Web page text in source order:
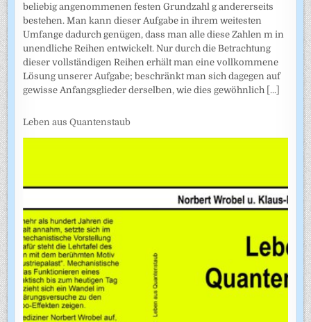
beliebig angenommenen festen Grundzahl g andererseits
bestehen. Man kann dieser Aufgabe in ihrem weitesten
Umfange dadurch genügen, dass man alle diese Zahlen m in
unendliche Reihen entwickelt. Nur durch die Betrachtung
dieser vollständigen Reihen erhält man eine vollkommene
Lösung unserer Aufgabe; beschränkt man sich dagegen auf
gewisse Anfangsglieder derselben, wie dies gewöhnlich [...]
Leben aus Quantenstaub